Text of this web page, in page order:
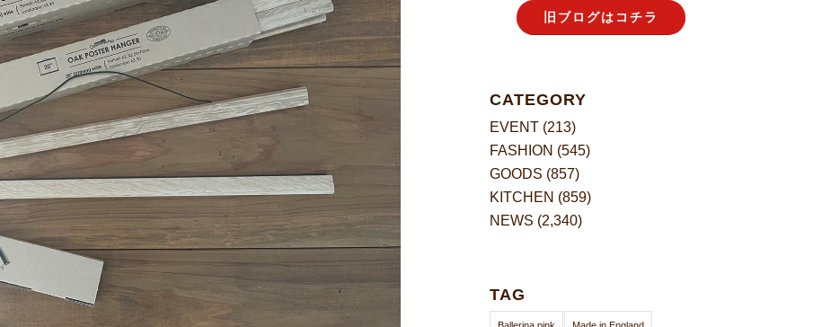
旧ブログはコチラ
CATEGORY
EVENT (213)
FASHION (545)
GOODS (857)
KITCHEN (859)
NEWS (2,340)
TAG